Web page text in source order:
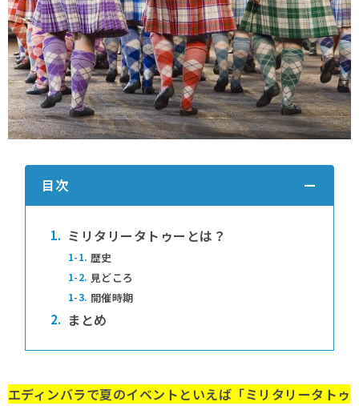
目次
1. ミリタリータトゥーとは？
1-1. 歴史
1-2. 見どころ
1-3. 開催時期
2. まとめ
エディンバラで夏のイベントといえば「ミリタリータトゥ